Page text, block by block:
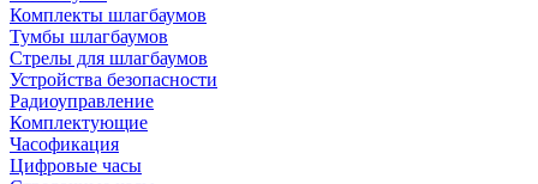
Комплекты шлагбаумов
Тумбы шлагбаумов
Стрелы для шлагбаумов
Устройства безопасности
Радиоуправление
Комплектующие
Часофикация
Цифровые часы